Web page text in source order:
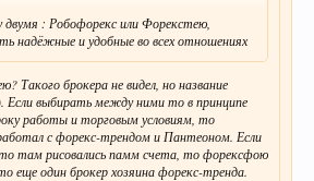
: Робофорекс или Форекстею,
надёжные и удобные во всех отношениях
Такого брокера не видел, но название
Если выбирать между ними то в принципе
работы и торговым условиям, то
с форекс-трендом и Пантеоном. Если
там рисовались памм счета, то форексфою
еще один брокер хозяина форекс-тренда.